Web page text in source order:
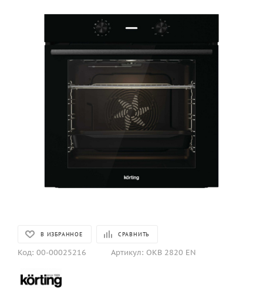
В ИЗБРАННОЕ СРАВНИТЬ
Код: 00-00025216 Артикул: OKB 2820 EN